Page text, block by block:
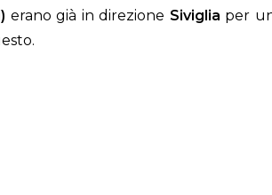
erano già in direzione Siviglia per